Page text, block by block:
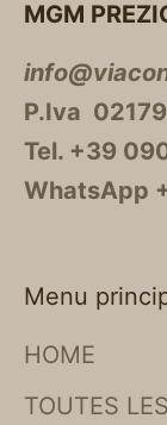
MGM
P.Iva
Tel. +39
WhatsApp
Menu
HOME
TOUTES